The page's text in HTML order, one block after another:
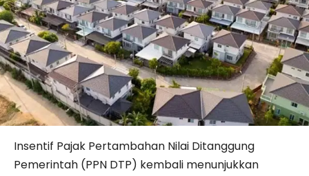
Insentif Pajak Pertambahan Nilai Ditanggung
Pemerintah (PPN DTP) kembali menunjukkan